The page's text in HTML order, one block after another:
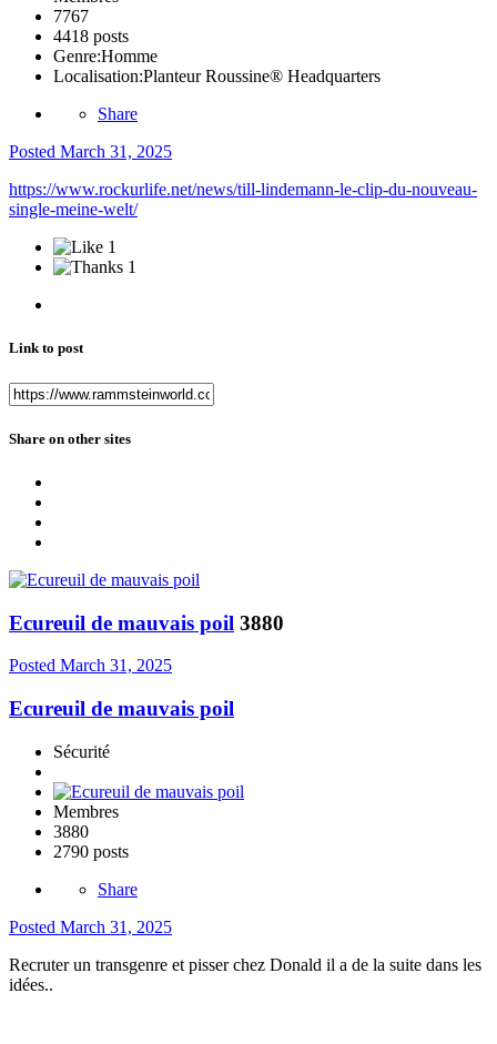
7767
4418 posts
Genre:Homme
Localisation:Planteur Roussine® Headquarters
Share
Posted March 31, 2025
https://www.rockurlife.net/news/till-lindemann-le-clip-du-nouveau-
single-meine-welt/
1
1
Link to post
Share on other sites
Ecureuil de mauvais poil 3880
Posted March 31, 2025
Ecureuil de mauvais poil
Sécurité
Membres
3880
2790 posts
Share
Posted March 31, 2025
Recruter un transgenre et pisser chez Donald il a de la suite dans les
idées..